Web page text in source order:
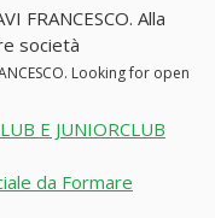
FRANCESCO. Alla
società
Looking for open
E JUNIORCLUB
da Formare